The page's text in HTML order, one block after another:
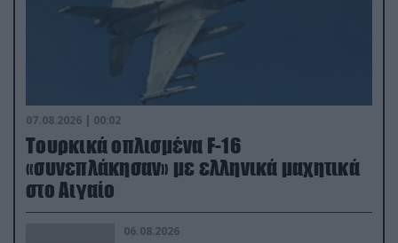
07.08.2026 | 00:02
Τουρκικά οπλισμένα F-16
«συνεπλάκησαν» με ελληνικά μαχητικά
στο Αιγαίο
06.08.2026